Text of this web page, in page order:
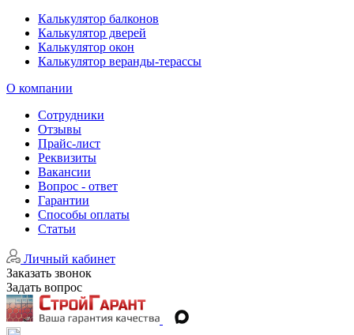
Калькулятор балконов
Калькулятор дверей
Калькулятор окон
Калькулятор веранды-терассы
О компании
Сотрудники
Отзывы
Прайс-лист
Реквизиты
Вакансии
Вопрос - ответ
Гарантии
Способы оплаты
Статьи
Личный кабинет
Заказать звонок
Задать вопрос